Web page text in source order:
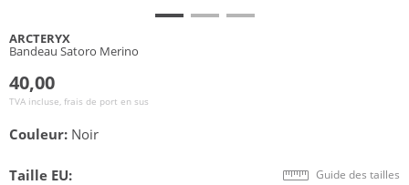
ARCTERYX
Bandeau Satoro Merino
40,00
TVA incluse, frais de port en sus
Couleur: Noir
Taille EU: Guide des tailles